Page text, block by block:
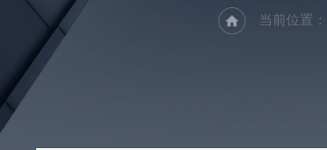
当前位置：